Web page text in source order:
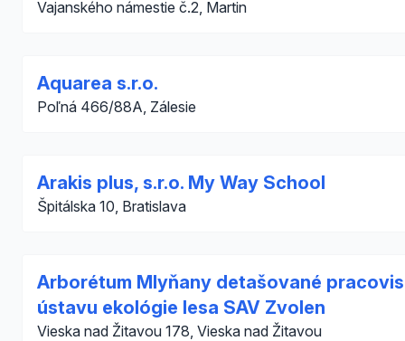
Vajanského námestie č.2, Martin
Aquarea s.r.o.
Poľná 466/88A, Zálesie
Arakis plus, s.r.o. My Way School
Špitálska 10, Bratislava
Arborétum Mlyňany detašované
ústavu ekológie lesa SAV Zvolen
Vieska nad Žitavou 178, Vieska nad Žitavou